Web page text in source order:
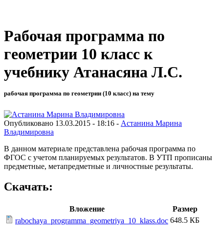
Рабочая программа по
геометрии 10 класс к
учебнику Атанасяна Л.С.
рабочая программа по геометрии (10 класс) на тему
Опубликовано 13.03.2015 - 18:16 - Астанина Марина
Владимировна
В данном материале представлена рабочая программа по
ФГОС с учетом планируемых результатов. В УТП прописаны
предметные, метапредметные и личностные результаты.
Скачать:
Вложение
Размер
rabochaya_programma_geometriya_10_klass.doc 648.5 КБ